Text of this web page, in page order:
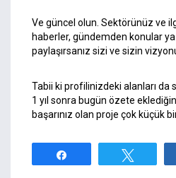
Ve güncel olun. Sektörünüz ve
haberler, gündemden konular ya
paylaşırsanız sizi ve sizin
Tabii ki profilinizdeki alanları da
1 yıl sonra bugün özete
başarınız olan proje çok küçük